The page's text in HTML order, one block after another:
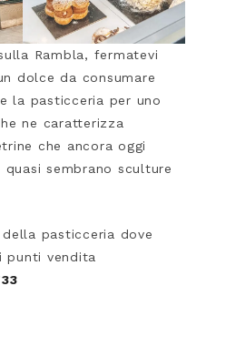
Rambla, fermatevi
dolce da consumare
la pasticceria per uno
ne caratterizza
che ancora oggi
sembrano sculture
pasticceria dove
punti vendita